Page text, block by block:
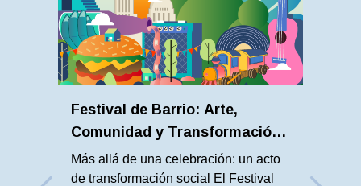
Festival de Barrio: Arte,
Comunidad y Transformación
Urbana en Ambato
Más allá de una celebración: un acto
de transformación social El Festival